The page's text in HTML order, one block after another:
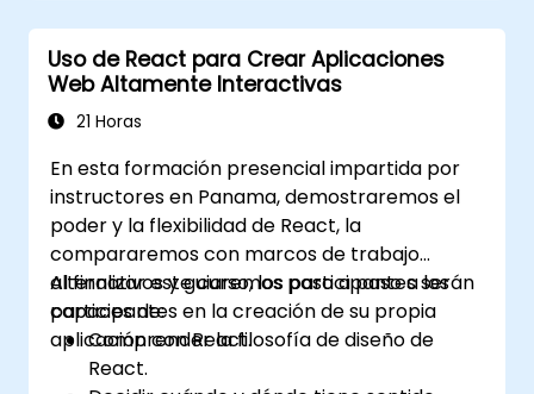
Uso de React para Crear Aplicaciones
Web Altamente Interactivas
21 Horas
En esta formación presencial impartida por
instructores en Panama, demostraremos el
poder y la flexibilidad de React, la
compararemos con marcos de trabajo
alternativos y guiaremos paso a paso a los
participantes en la creación de su propia
aplicación con React.
Al finalizar este curso, los participantes serán
capaces de:
Comprender la filosofía de diseño de
React.